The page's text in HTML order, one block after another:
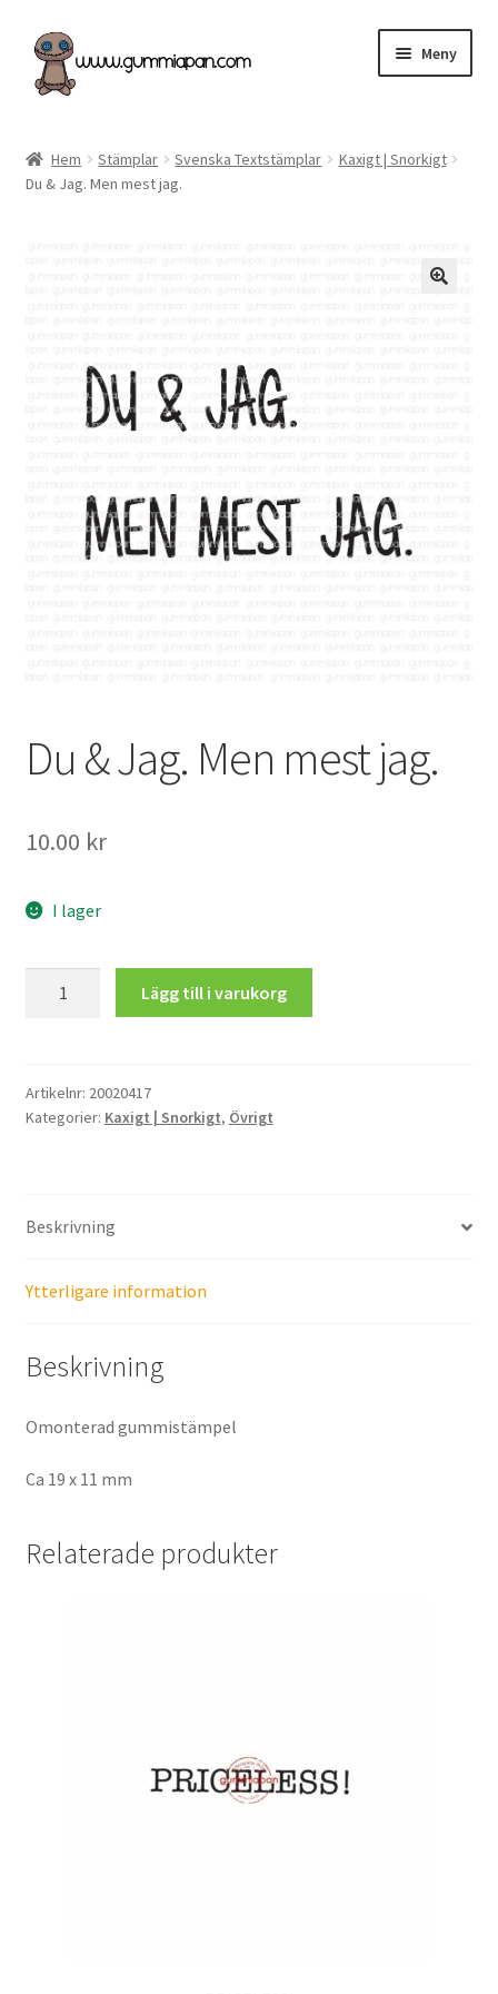
Hoppa
till
navigering
Hoppa
till
innehåll
Meny
Kategorier
Köpvillkor
Mitt konto
Hem Stämplar Svenska Textstämplar
Kaxigt | Snorkigt
Du & Jag. Men mest jag.
Du & Jag. Men mest jag.
10.00 kr
I lager
mest
jag.
Lägg till i varukorg
Artikelnr: 20020417
Kategorier: Kaxigt | Snorkigt, Övrigt
Beskrivning
Ytterligare information
Beskrivning
Omonterad gummistämpel
Ca 19 x 11 mm
Relaterade produkter